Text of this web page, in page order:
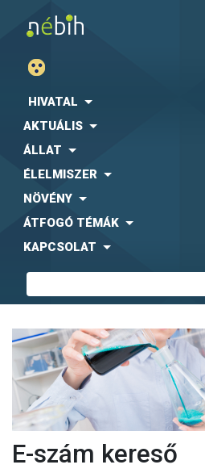
HIVATAL
AKTUÁLIS
ÁLLAT
ÉLELMISZER
NÖVÉNY
ÁTFOGÓ TÉMÁK
KAPCSOLAT
E-szám kereső